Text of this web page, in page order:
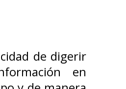
de digerir
en